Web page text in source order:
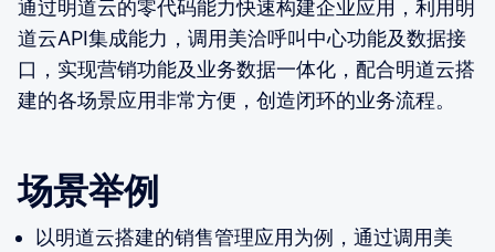
通过明道云的零代码能力快速构建企业应用，利用明
道云API集成能力，调用美洽呼叫中心功能及数据接
口，实现营销功能及业务数据一体化，配合明道云搭
建的各场景应用非常方便，创造闭环的业务流程。
场景举例
以明道云搭建的销售管理应用为例，通过调用美